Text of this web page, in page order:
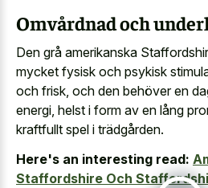
Omvårdnad och
Den grå amerikanska
mycket fysisk och psykisk
och frisk, och den behöver en
energi, helst i form av en lång
kraftfullt spel i trädgården.
Here's an interesting read:
Staffordshire Och